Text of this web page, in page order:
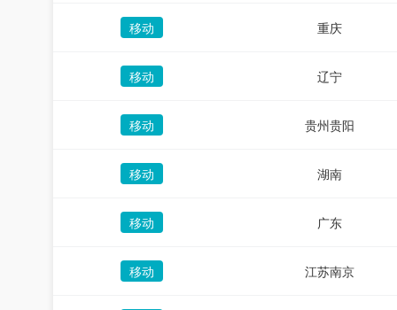
移动 重庆
移动 辽宁
移动 贵州贵阳
移动 湖南
移动 广东
移动 江苏南京